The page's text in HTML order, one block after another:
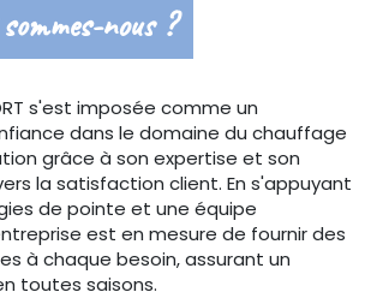
nous ?
s'est imposée comme un
dans le domaine du chauffage
grâce à son expertise et son
la satisfaction client. En s'appuyant
de pointe et une équipe
est en mesure de fournir des
à chaque besoin, assurant un
toutes saisons.